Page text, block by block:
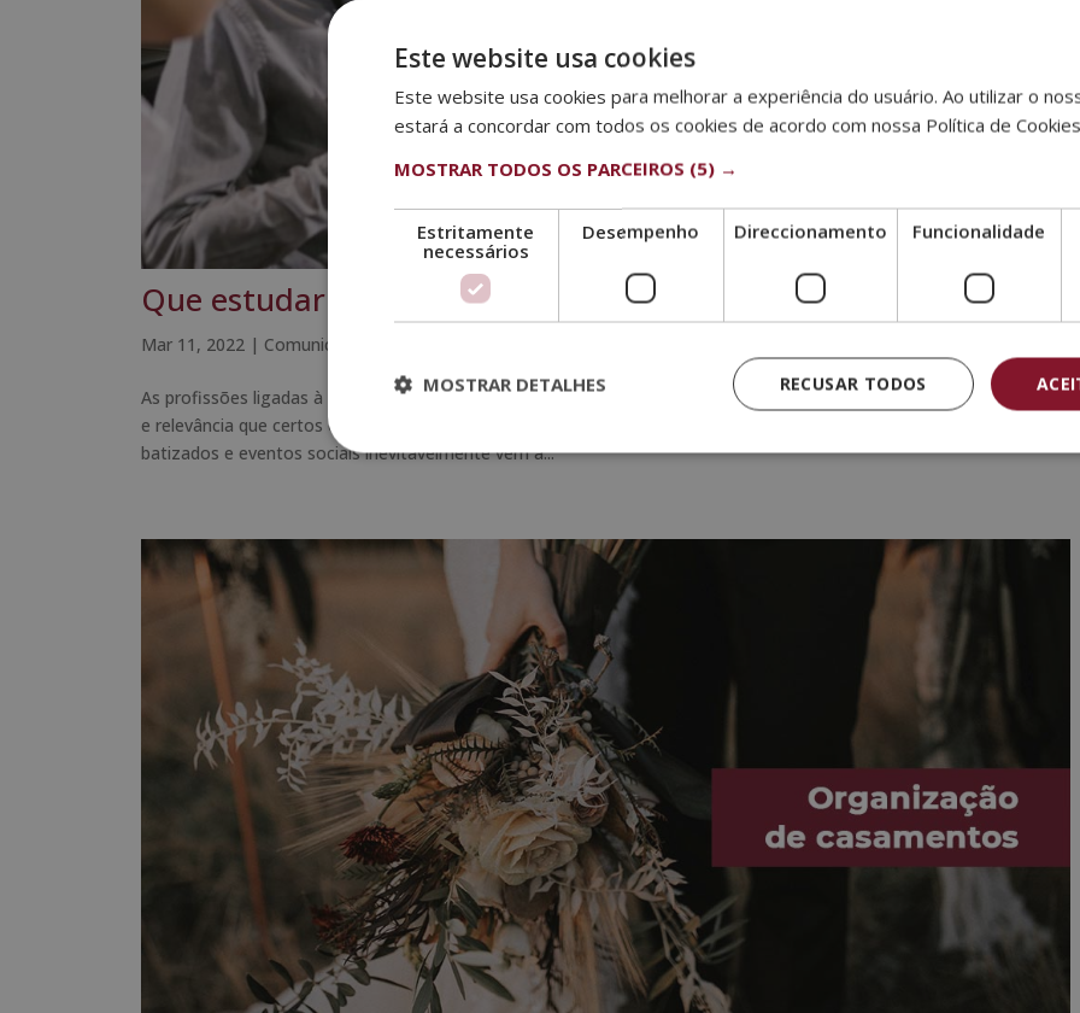
Que estudar para saber sobre organização de eventos?
Mar 11, 2022 | Comunicação e eventos
As profissões ligadas à organização de eventos estão na moda. Não é por menos se você considerar a importância
e relevância que certos eventos podem ter. Deve-se notar que quando pronunciamos esta palavra, casamentos,
batizados e eventos sociais inevitavelmente vêm à...
Este website usa cookies
Este website usa cookies para melhorar a experiência do usuário. Ao utilizar o
estará a concordar com todos os cookies de acordo com nossa Política de
MOSTRAR TODOS OS PARCEIROS (5) →
Estritamente
necessários
Desempenho Direccionamento Funcionalidade
RECUSAR TODOS
MOSTRAR DETALHES